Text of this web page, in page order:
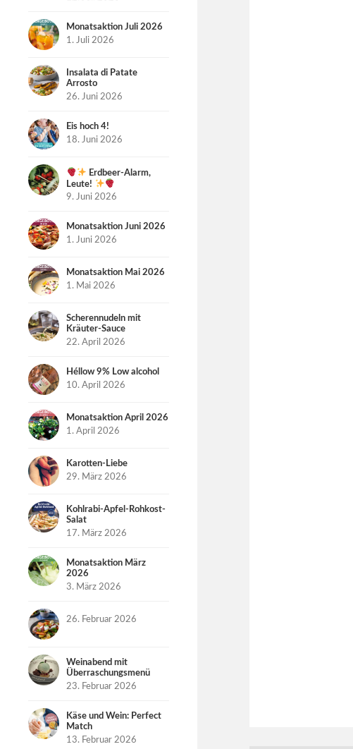
Monatsaktion Juli 2026
1. Juli 2026
Insalata di Patate
Arrosto
26. Juni 2026
Eis hoch 4!
18. Juni 2026
Erdbeer-Alarm,
Leute!
9. Juni 2026
Monatsaktion Juni 2026
1. Juni 2026
Monatsaktion Mai 2026
1. Mai 2026
Scherennudeln mit
Kräuter-Sauce
22. April 2026
Héllow 9% Low alcohol
10. April 2026
Monatsaktion April 2026
1. April 2026
Karotten-Liebe
29. März 2026
Kohlrabi-Apfel-Rohkost-
Salat
17. März 2026
Monatsaktion März
2026
3. März 2026
26. Februar 2026
Weinabend mit
Überraschungsmenü
23. Februar 2026
Käse und Wein: Perfect
Match
13. Februar 2026